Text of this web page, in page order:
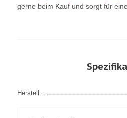
gerne beim Kauf und sorgt für
Hersteller